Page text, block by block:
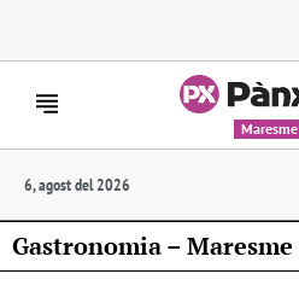
Maresme
6, agost del 2026
Gastronomia – Maresme